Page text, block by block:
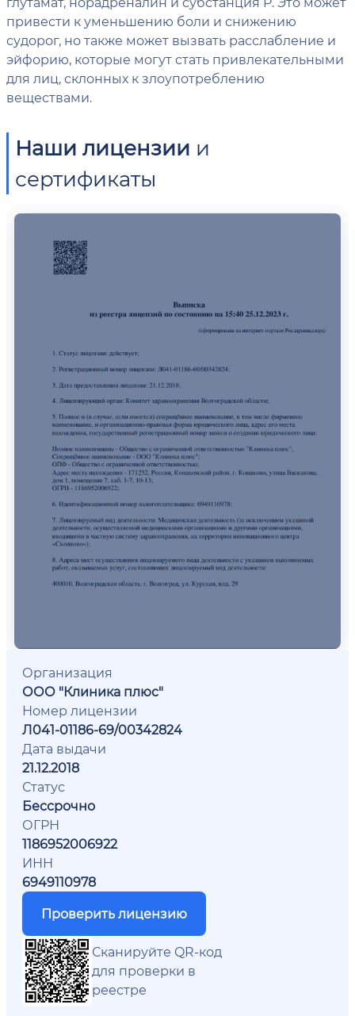
привести к уменьшению боли и снижению
судорог, но также может вызвать расслабление и
эйфорию, которые могут стать привлекательными
для лиц, склонных к злоупотреблению
веществами.
Наши лицензии и
сертификаты
Организация
ООО "Клиника плюс"
Номер лицензии
Л041-01186-69/00342824
Дата выдачи
21.12.2018
Статус
Бессрочно
ОГРН
1186952006922
ИНН
6949110978
Проверить лицензию
Сканируйте QR-код
для проверки в
реестре